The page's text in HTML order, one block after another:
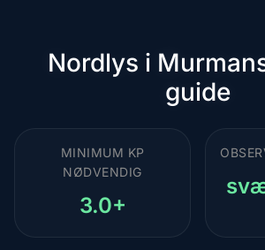
Nordlys i
guide
MINIMUM KP
NØDVENDIG
3.0+